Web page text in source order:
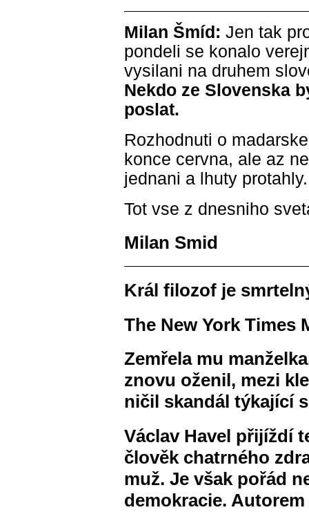
Milan Šmíd: Jen tak
pondeli se konalo
vysilani na druhem
Nekdo ze Slovenska
poslat.
Rozhodnuti o
konce cervna, ale az
jednani a lhuty protahly.
Tot vse z dnesniho
Milan Smid
Král filozof je
The New York Times
Zemřela mu
znovu oženil, mezi
ničil skandál týkající
Václav Havel přijíždí
člověk chatrného
muž. Je však pořád
demokracie.